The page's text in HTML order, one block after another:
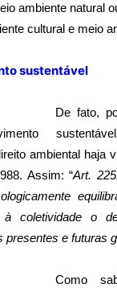
ambiente natural
cultural e meio
sustentável
De fato,
ambiental haja
Assim: “Art.
coletividade o
presentes e futuras
Como